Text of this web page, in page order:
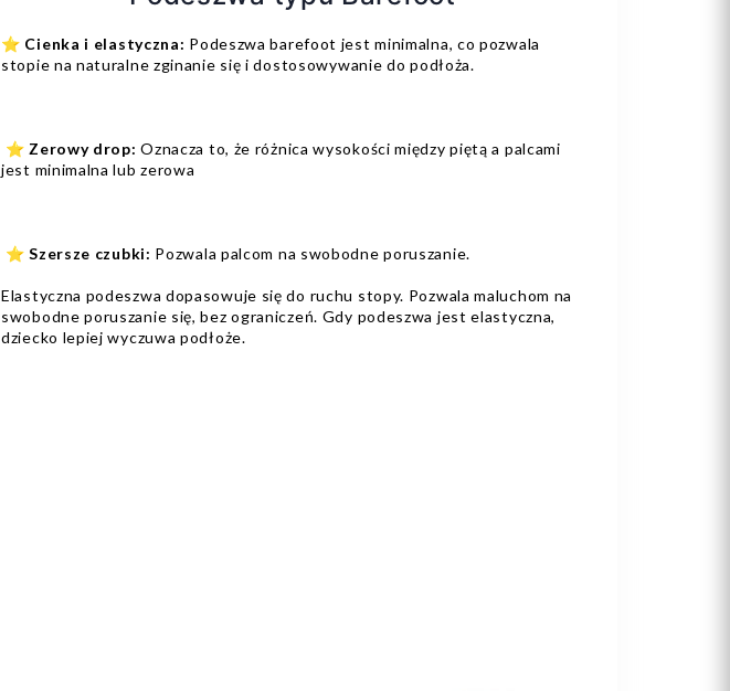
⭐ Cienka i elastyczna: Podeszwa barefoot jest minimalna, co pozwala
stopie na naturalne zginanie się i dostosowywanie do podłoża.
⭐ Zerowy drop:Oznacza to, że różnica wysokości między piętą a palcami
jest minimalna lub zerowa
⭐ Szersze czubki: Pozwala palcom na swobodne poruszanie.
Elastyczna podeszwa dopasowuje się do ruchu stopy. Pozwala maluchom na
swobodne poruszanie się, bez ograniczeń. Gdy podeszwa jest elastyczna,
dziecko lepiej wyczuwa podłoże.